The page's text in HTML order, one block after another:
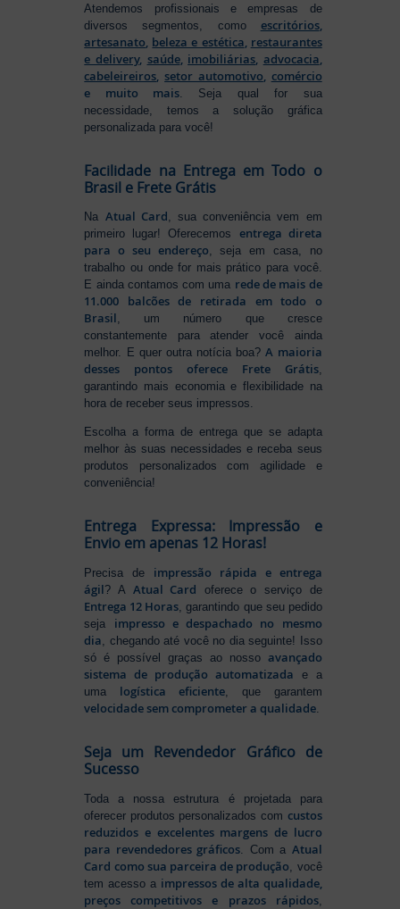
Atendemos profissionais e empresas de
diversos segmentos, como escritórios,
artesanato, beleza e estética, restaurantes
e delivery, saúde, imobiliárias, advocacia,
cabeleireiros, setor automotivo, comércio
e muito mais . Seja qual for sua
necessidade, temos a solução gráfica
personalizada para você!
Facilidade na Entrega em Todo o
Brasil e Frete Grátis
Na Atual Card, sua conveniência vem em
primeiro lugar! Oferecemos entrega direta
para o seu endereço, seja em casa, no
trabalho ou onde for mais prático para você.
E ainda contamos com uma rede de mais de
11.000 balcões de retirada em todo o
Brasil, um número que cresce
constantemente para atender você ainda
melhor. E quer outra notícia boa?A maioria
desses pontos oferece Frete Grátis,
garantindo mais economia e flexibilidade na
hora de receber seus impressos.
Escolha a forma de entrega que se adapta
melhor às suas necessidades e receba seus
produtos personalizados com agilidade e
conveniência!
Entrega Expressa: Impressão e
Envio em apenas 12 Horas!
Precisa de impressão rápida e entrega
ágil? A Atual Card oferece o serviço de
Entrega 12 Horas , garantindo que seu pedido
seja impresso e despachado no mesmo
dia , chegando até você no dia seguinte! Isso
só é possível graças ao nosso avançado
sistema de produção automatizada e a
uma logística eficiente , que garantem
velocidade sem comprometer a qualidade
Seja um Revendedor Gráfico de
Sucesso
Toda a nossa estrutura é projetada para
oferecer produtos personalizados com custos
reduzidos e excelentes margens de lucro
para revendedores gráficos . Com a Atual
Card como sua parceira de produção , você
tem acesso a impressos de alta qualidade,
preços competitivos e prazos rápidos,